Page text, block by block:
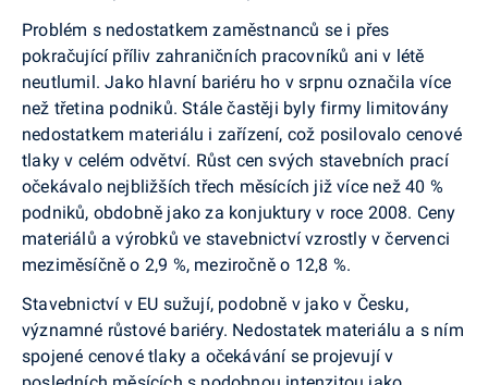
Problém s nedostatkem zaměstnanců se i přes
pokračující příliv zahraničních pracovníků ani v létě
neutlumil. Jako hlavní bariéru ho v srpnu označila více
než třetina podniků. Stále častěji byly firmy limitovány
nedostatkem materiálu i zařízení, což posilovalo cenové
tlaky v celém odvětví. Růst cen svých stavebních prací
očekávalo nejbližších třech měsících již více než 40 %
podniků, obdobně jako za konjuktury v roce 2008. Ceny
materiálů a výrobků ve stavebnictví vzrostly v červenci
meziměsíčně o 2,9 %, meziročně o 12,8 %.
Stavebnictví v EU sužují, podobně v jako v Česku,
významné růstové bariéry. Nedostatek materiálu a s ním
spojené cenové tlaky a očekávání se projevují v